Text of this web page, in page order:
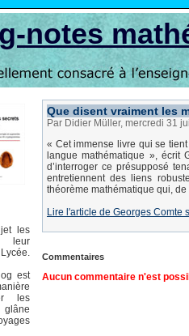
notes
les
leur
est
les
glâne
Que disent vraiment les
Par Didier Müller, mercredi 31
« Cet immense livre qui se
langue mathématique », écrit
d’interroger ce présupposé
entretiennent des liens
théorème mathématique qui,
Lire l'article de Georges Comte
Commentaires
Aucun commentaire n'est